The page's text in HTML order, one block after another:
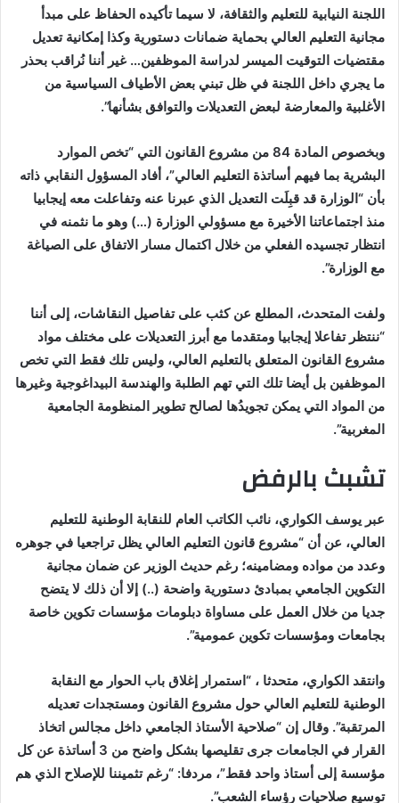
اللجنة النيابية للتعليم والثقافة، لا سيما تأكيده الحفاظ على مبدأ
مجانية التعليم العالي بحماية ضمانات دستورية وكذا إمكانية تعديل
مقتضيات التوقيت الميسر لدراسة الموظفين… غير أننا نُراقب بحذر
ما يجري داخل اللجنة في ظل تبني بعض الأطياف السياسية من
الأغلبية والمعارضة لبعض التعديلات والتوافق بشأنها”.
وبخصوص المادة 84 من مشروع القانون التي “تخص الموارد
البشرية بما فيهم أساتذة التعليم العالي”، أفاد المسؤول النقابي ذاته
بأن “الوزارة قد قبِلَت التعديل الذي عبرنا عنه وتفاعلت معه إيجابيا
منذ اجتماعاتنا الأخيرة مع مسؤولي الوزارة (…) وهو ما نثمنه في
انتظار تجسيده الفعلي من خلال اكتمال مسار الاتفاق على الصياغة
مع الوزارة”.
ولفت المتحدث، المطلع عن كثب على تفاصيل النقاشات، إلى أننا
“ننتظر تفاعلا إيجابيا ومتقدما مع أبرز التعديلات على مختلف مواد
مشروع القانون المتعلق بالتعليم العالي، وليس تلك فقط التي تخص
الموظفين بل أيضا تلك التي تهم الطلبة والهندسة البيداغوجية وغيرها
من المواد التي يمكن تجويدُها لصالح تطوير المنظومة الجامعية
المغربية”.
تشبث بالرفض
عبر يوسف الكواري، نائب الكاتب العام للنقابة الوطنية للتعليم
العالي، عن أن “مشروع قانون التعليم العالي يظل تراجعيا في جوهره
وعدد من مواده ومضامينه؛ رغم حديث الوزير عن ضمان مجانية
التكوين الجامعي بمبادئ دستورية واضحة (..) إلا أن ذلك لا يتضح
جديا من خلال العمل على مساواة دبلومات مؤسسات تكوين خاصة
بجامعات ومؤسسات تكوين عمومية”.
وانتقد الكواري، متحدثا ، “استمرار إغلاق باب الحوار مع النقابة
الوطنية للتعليم العالي حول مشروع القانون ومستجدات تعديله
المرتقبة”. وقال إن “صلاحية الأستاذ الجامعي داخل مجالس اتخاذ
القرار في الجامعات جرى تقليصها بشكل واضح من 3 أساتذة عن كل
مؤسسة إلى أستاذ واحد فقط”، مردفا: “رغم تثميننا للإصلاح الذي هم
توسيع صلاحيات رؤساء الشعب”.